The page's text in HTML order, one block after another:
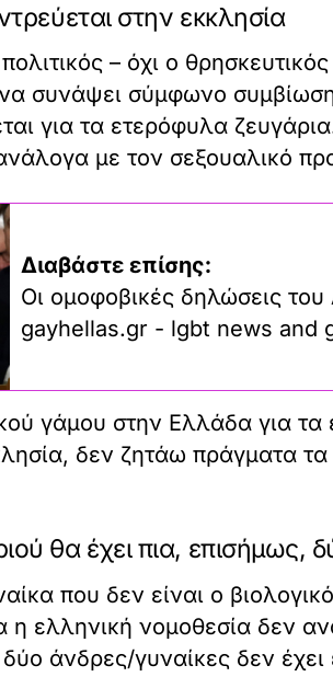
στην εκκλησία
– όχι ο
συνάψει σύμφωνο
για τα ετερόφυλα
με τον σεξουαλικό
Διαβάστε επίσης:
Οι ομοφοβικές δηλώσεις
gayhellas.gr - lgbt news and
γάμου στην Ελλάδα για
δεν ζητάω πράγματα
θα έχει πια, επισήμως,
που δεν είναι ο
ελληνική νομοθεσία δεν
άνδρες/γυναίκες δεν